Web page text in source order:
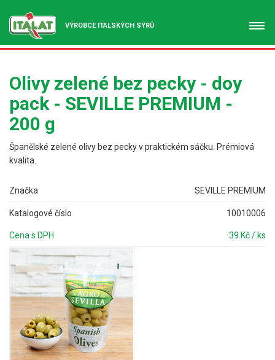
VÝROBCE ITALSKÝCH SÝRŮ
Olivy zelené bez pecky - doy
pack - SEVILLE PREMIUM -
200 g
Španělské zelené olivy bez pecky v praktickém sáčku. Prémiová
kvalita.
Značka SEVILLE PREMIUM
Katalogové číslo 10010006
Cena s DPH 39 Kč / ks